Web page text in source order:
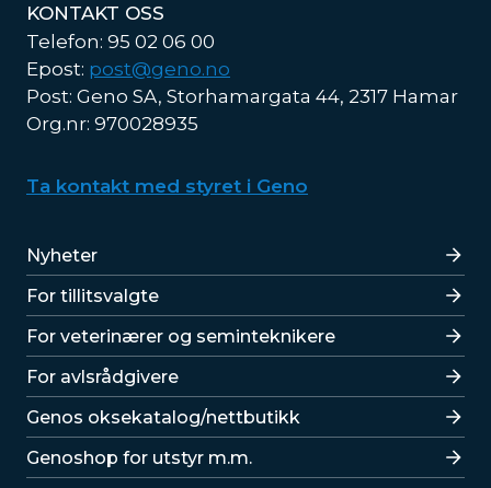
KONTAKT OSS
Telefon: 95 02 06 00
Epost: post@geno.no
Post: Geno SA, Storhamargata 44, 2317 Hamar
Org.nr: 970028935
Ta kontakt med styret i Geno
Lenker
Nyheter
For tillitsvalgte
For veterinærer og seminteknikere
For avlsrådgivere
Lenker
Genos oksekatalog/nettbutikk
Genoshop for utstyr m.m.